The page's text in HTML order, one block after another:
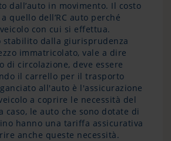
dall’auto in movimento. Il costo
quello dell’RC auto perché
con cui si effettua.
stabilito dalla giurisprudenza
immatricolato, vale a dire
di circolazione, deve essere
il carrello per il trasporto
all'auto è l'assicurazione
a coprire le necessità del
caso, le auto che sono dotate di
hanno una tariffa assicurativa
anche queste necessità.